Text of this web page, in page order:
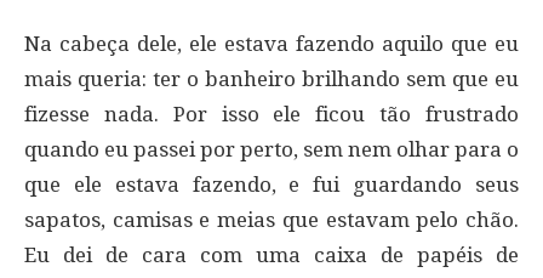
Na cabeça dele, ele estava fazendo aquilo que eu
mais queria: ter o banheiro brilhando sem que eu
fizesse nada. Por isso ele ficou tão frustrado
quando eu passei por perto, sem nem olhar para o
que ele estava fazendo, e fui guardando seus
sapatos, camisas e meias que estavam pelo chão.
Eu dei de cara com uma caixa de papéis de